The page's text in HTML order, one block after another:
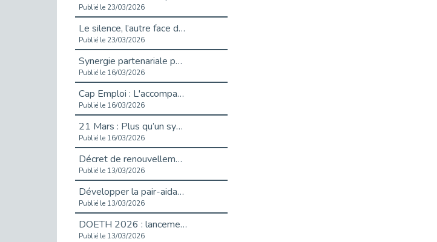
Publié le 23/03/2026
Le silence, l’autre face du recrutement : un appel au respect des candidats.
Publié le 23/03/2026
Synergie partenariale pour l'Inclusion Professionnelle chez Orange
Publié le 16/03/2026
Cap Emploi : L'accompagnement EXH c’est quoi ?
Publié le 16/03/2026
21 Mars : Plus qu’un symbole, un engagement pour l’inclusion
Publié le 16/03/2026
Décret de renouvellement de l'aide aux employeurs d'apprentis
Publié le 13/03/2026
Développer la pair-aidance en santé mentale : guide pour les employeurs
Publié le 13/03/2026
DOETH 2026 : lancement de la campagne pour les employeurs publics
Publié le 13/03/2026